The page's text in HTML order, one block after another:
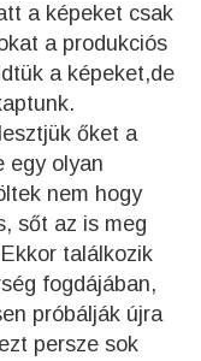
a képeket csak
a produkciós
a képeket,de
őket a
egy olyan
nem hogy
sőt az is meg
találkozik
fogdájában,
próbálják újra
persze sok